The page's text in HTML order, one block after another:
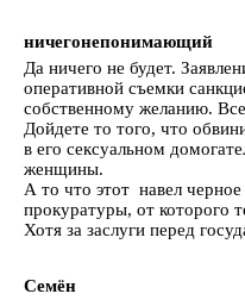
ничегонепонимающий
Да ничего не будет.
оперативной съемки
собственному желанию.
Дойдете то того, что
в его сексуальном
женщины.
А то что этот навел
прокуратуры, от которого
Хотя за заслуги перед
Семён